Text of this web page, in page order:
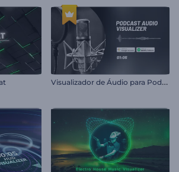
V
isualizador de Áudio para Podcast